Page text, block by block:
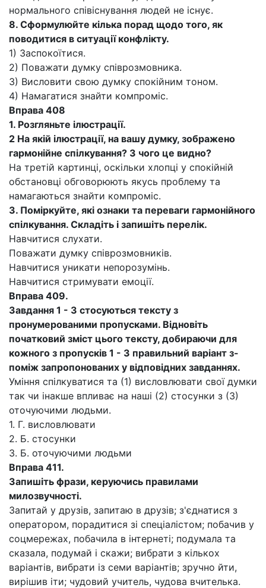
нормального співіснування людей не існує.
8. Сформулюйте кілька порад щодо того, як
поводитися в ситуації конфлікту.
1) Заспокоїтися.
2) Поважати думку співрозмовника.
3) Висловити свою думку спокійним тоном.
4) Намагатися знайти компроміс.
Вправа 408
1. Розгляньте ілюстрації.
2 На якій ілюстрації, на вашу думку, зображено
гармонійне спілкування? З чого це видно?
На третій картинці, оскільки хлопці у спокійній
обстановці обговорюють якусь проблему та
намагаються знайти компроміс.
3. Поміркуйте, які ознаки та переваги гармонійного
спілкування. Складіть і запишіть перелік.
Навчитися слухати.
Поважати думку співрозмовників.
Навчитися уникати непорозумінь.
Навчитися стримувати емоції.
Вправа 409.
Завдання 1 - 3 стосуються тексту з
пронумерованими пропусками. Відновіть
початковий зміст цього тексту, добираючи для
кожного з пропусків 1 - 3 правильний варіант з-
поміж запропонованих у відповідних завданнях.
Уміння спілкуватися та (1) висловлювати свої думки
так чи інакше впливає на наші (2) стосунки з (3)
оточуючими людьми.
1. Г. висловлювати
2. Б. стосунки
3. Б. оточуючими людьми
Вправа 411.
Запишіть фрази, керуючись правилами
милозвучності.
Запитай у друзів, запитаю в друзів; з'єднатися з
оператором, порадитися зі спеціалістом; побачив у
соцмережах, побачила в інтернеті; подумала та
сказала, подумай і скажи; вибрати з кількох
варіантів, вибрати із семи варіантів; зручно йти,
вирішив іти; чудовий учитель, чудова вчителька.